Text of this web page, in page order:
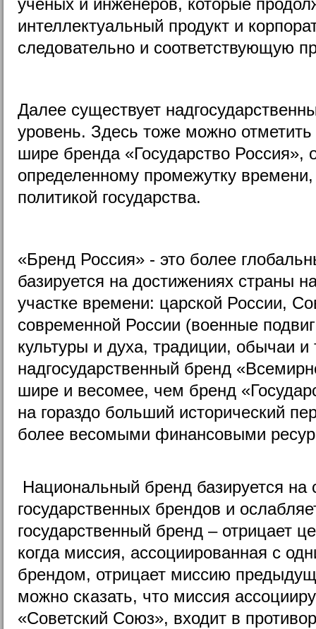
интеллектуальный продукт и
следовательно и соответствующую
Далее существует
уровень. Здесь тоже можно
шире бренда «Государство Россия»,
определенному промежутку
политикой государства.
«Бренд Россия» - это более
базируется на достижениях страны
участке времени: царской России,
современной России (военные
культуры и духа, традиции, обычаи
надгосударственный бренд
шире и весомее, чем бренд
на гораздо больший исторический
более весомыми финансовыми
Национальный бренд базируется на
государственных брендов и
государственный бренд – отрицает
когда миссия, ассоциированная с
брендом, отрицает миссию
можно сказать, что миссия
«Советский Союз», входит в